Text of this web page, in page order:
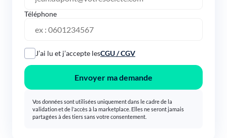
Téléphone
J’ai lu et j’accepte lesCGU / CGV
Envoyer ma demande
Vos données sont utilisées uniquement dans le cadre de la
validation et de l’accès à la marketplace. Elles ne seront jamais
partagées à des tiers sans votre consentement.